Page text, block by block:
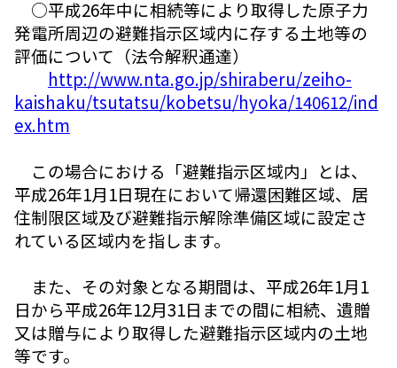
○平成26年中に相続等により取得した原子力
発電所周辺の避難指示区域内に存する土地等の
評価について（法令解釈通達）
http://www.nta.go.jp/shiraberu/zeiho-
kaishaku/tsutatsu/kobetsu/hyoka/140612/ind
ex.htm
この場合における「避難指示区域内」とは、
平成26年1月1日現在において帰還困難区域、居
住制限区域及び避難指示解除準備区域に設定さ
れている区域内を指します。
また、その対象となる期間は、平成26年1月1
日から平成26年12月31日までの間に相続、遺贈
又は贈与により取得した避難指示区域内の土地
等です。